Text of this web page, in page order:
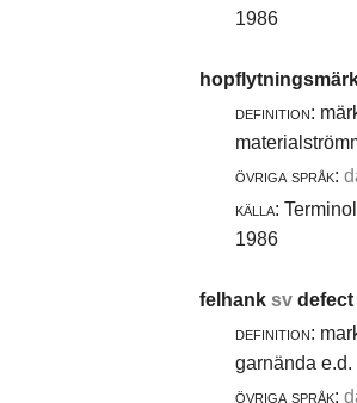
1986
definition:
övriga språk:
källa:
1986
felhank sv defect
definition:
garnända e.d.
övriga språk: